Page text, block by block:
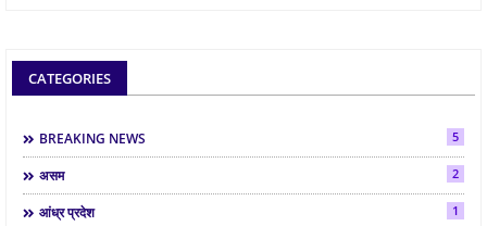
CATEGORIES
BREAKING NEWS 5
असम 2
आंध्र प्रदेश 1